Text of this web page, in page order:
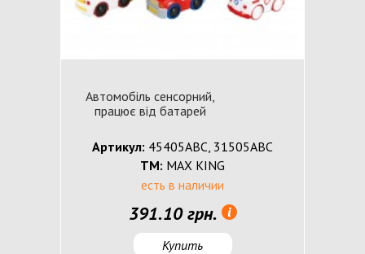
Автомобіль сенсорний,
працює від батарей
Артикул: 45405ABC, 31505ABC
ТМ: MAX KING
есть в наличии
391.10 грн.
Купить